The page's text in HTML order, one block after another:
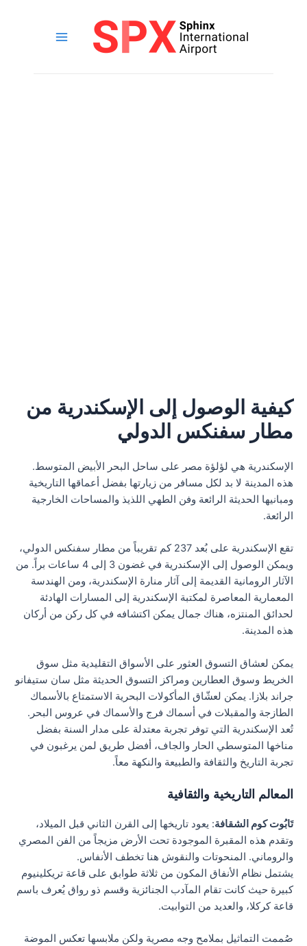
كيفية الوصول إلى الإسكندرية من
مطار سفنكس الدولي
الإسكندرية هي لؤلؤة مصر على ساحل البحر الأبيض المتوسط.
هذه المدينة لا بد لكل مسافر من زيارتها بفضل أعماقها التاريخية
ومبانيها الحديثة الرائعة وفن الطهي اللذيذ والمساحات الخارجية
الرائعة.
تقع الإسكندرية على بُعد 237 كم تقريباً من مطار سفنكس الدولي،
ويمكن الوصول إلى الإسكندرية في غضون 3 إلى 4 ساعات براً. من
الآثار الرومانية القديمة إلى آثار منارة الإسكندرية، ومن الهندسة
المعمارية المعاصرة لمكتبة الإسكندرية إلى المسارات الهادئة
لحدائق المنتزه، هناك جمال يمكن اكتشافه في كل ركن من أركان
هذه المدينة.
يمكن لعشاق التسوق العثور على الأسواق التقليدية مثل سوق
الخريط وسوق العطارين ومراكز التسوق الحديثة مثل سان ستيفانو
جراند بلازا. يمكن لعشّاق المأكولات البحرية الاستمتاع بالأسماك
الطازجة والمقبلات في أسماك فرج والأسماك في عروس البحر.
تُعد الإسكندرية التي توفر تجربة معتدلة على مدار السنة بفضل
مناخها المتوسطي الحار والجاف، أفضل طريق لمن يرغبون في
تجربة التاريخ والثقافة والطبيعة والنكهة معاً.
المعالم التاريخية والثقافية
تَابُوت كوم الشقافة: يعود تاريخها إلى القرن الثاني قبل الميلاد،
وتقدم هذه المقبرة الموجودة تحت الأرض مزيجاً من الفن المصري
والروماني. المنحوتات والنقوش هنا تخطف الأنفاس.
يشتمل نظام الأنفاق المكون من ثلاثة طوابق على قاعة تريكلينيوم
كبيرة حيث كانت تقام المآدب الجنائزية وقسم ذو رواق يُعرف باسم
قاعة كركلا، والعديد من التوابيت.
صُممت التماثيل بملامح وجه مصرية ولكن ملابسها تعكس الموضة